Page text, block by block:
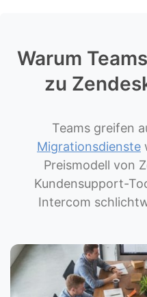
Warum
zu
Teams greifen
Migrationsdienste
Preismodell von
Kundensupport-
Intercom